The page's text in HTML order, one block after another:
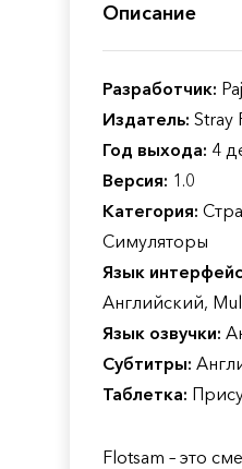
Описание
Разработчик:
Издатель: Stray
Год выхода: 4
Версия: 1.0
Категория:
Симуляторы
Язык
Английский,
Язык озвучки:
Субтитры:
Таблетка:
Flotsam – это